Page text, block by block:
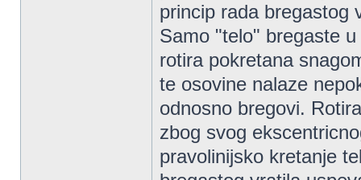
princip rada bregastog
Samo "telo" bregaste
rotira pokretana
te osovine nalaze
odnosno bregovi.
zbog svog
pravolinijsko kretanje